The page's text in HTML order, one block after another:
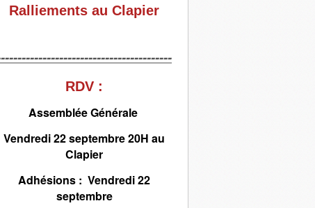
Ralliements au Clapier
RDV :
Assemblée Générale
Vendredi 22 septembre 20H au
Clapier
Adhésions : Vendredi 22
septembre